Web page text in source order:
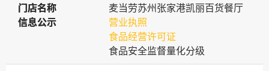
门店名称
门店名称
麦当劳苏州张家港凯丽百货餐厅
信息公示
信息公示
营业执照
食品经营许可证
食品安全监督量化分级